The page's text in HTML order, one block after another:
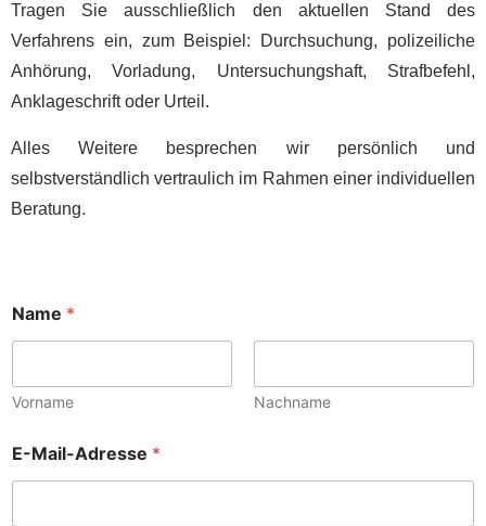
Tragen Sie ausschließlich den aktuellen Stand des
Verfahrens ein, zum Beispiel: Durchsuchung, polizeiliche
Anhörung, Vorladung, Untersuchungshaft, Strafbefehl,
Anklageschrift oder Urteil.
Alles Weitere besprechen wir persönlich und
selbstverständlich vertraulich im Rahmen einer individuellen
Beratung.
Name *
Vorname Nachname
E-Mail-Adresse *